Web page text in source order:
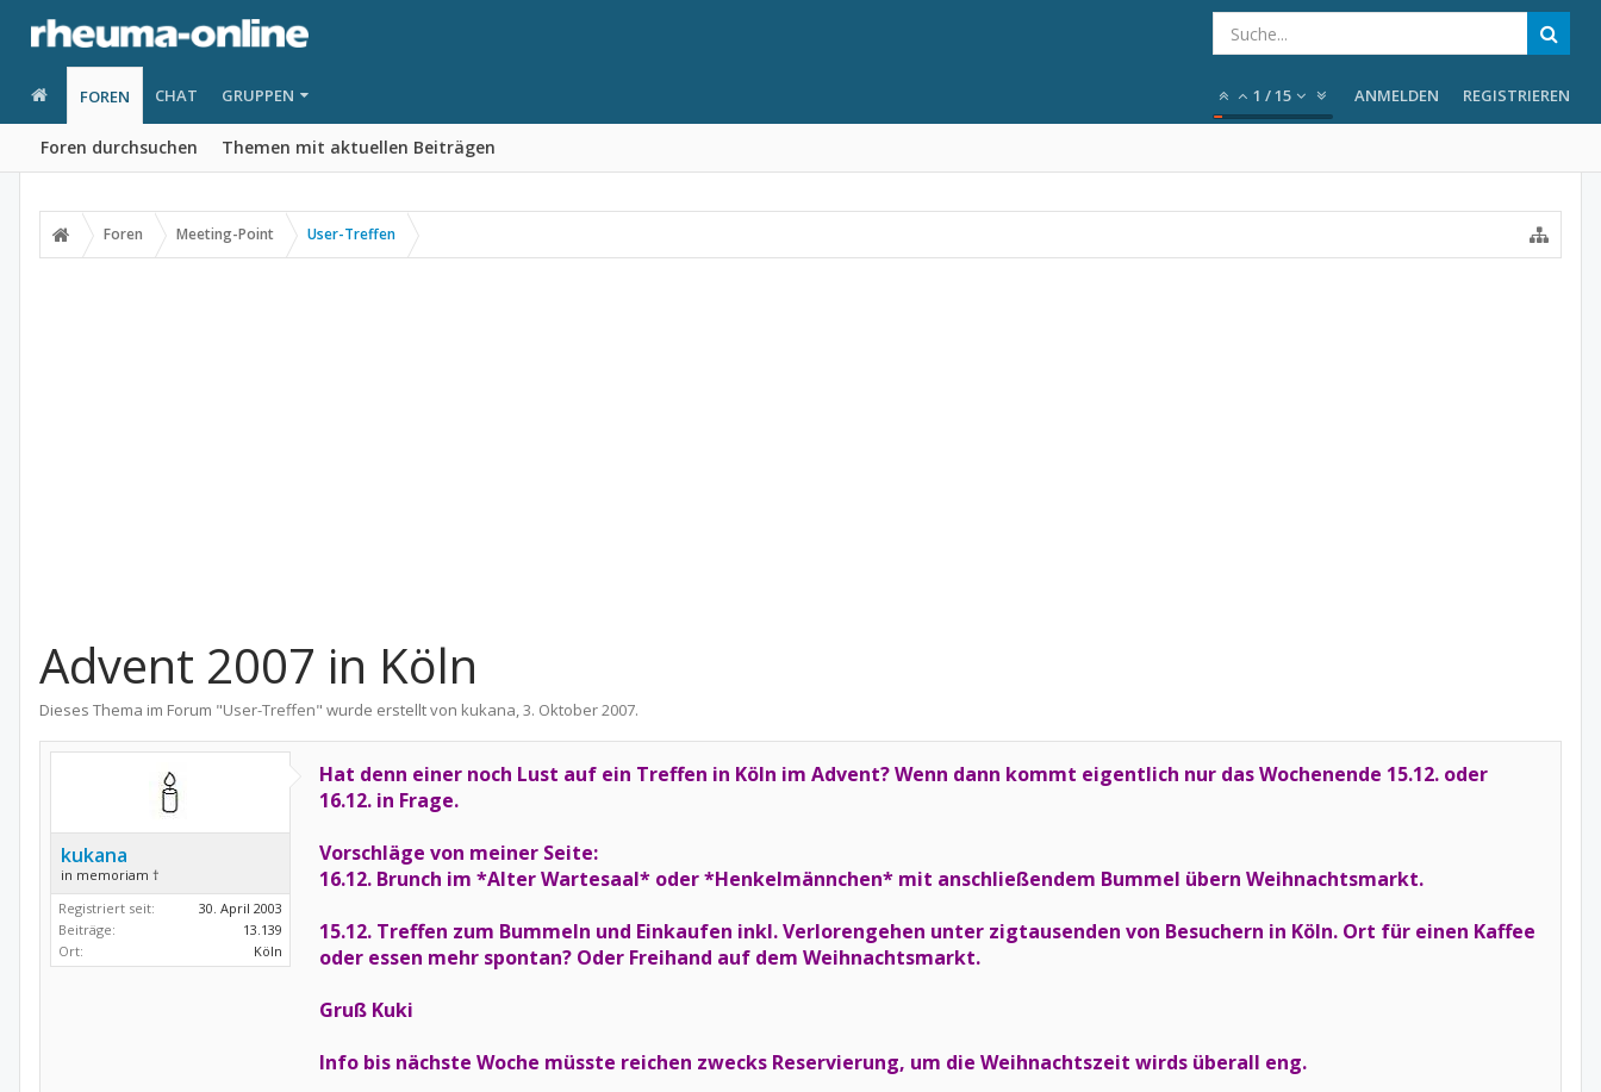
FOREN
Foren durchsuchen Themen mit aktuellen Beiträgen
CHAT GRUPPEN 1 /15 ANMELDEN REGISTRIEREN
Foren Meeting-Point User-Treffen
Advent 2007 in Köln
Dieses Thema im Forum "User-Treffen" wurde erstellt von kukana,3. Oktober 2007.
kukana
in memoriam †
Registriert seit:
30. April 2003
Beiträge:
13.139
Ort:
Köln
Hat denn einer noch Lust auf ein Treffen in Köln im Advent? Wenn dann kommt eigentlich nur das Wochenende 15.12. oder
16.12. in Frage.
Vorschläge von meiner Seite:
16.12. Brunch im *Alter Wartesaal* oder *Henkelmännchen* mit anschließendem Bummel übern Weihnachtsmarkt.
15.12. Treffen zum Bummeln und Einkaufen inkl. Verlorengehen unter zigtausenden von Besuchern in Köln. Ort für einen Kaffee
oder essen mehr spontan? Oder Freihand auf dem Weihnachtsmarkt.
Gruß Kuki
Info bis nächste Woche müsste reichen zwecks Reservierung, um die Weihnachtszeit wirds überall eng.